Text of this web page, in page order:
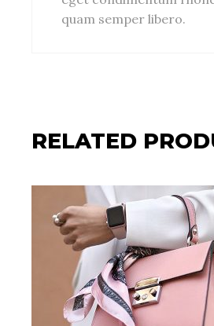
quam semper libero.
RELATED